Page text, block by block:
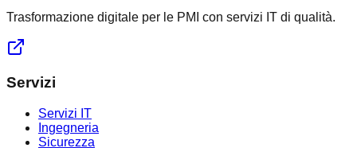
Trasformazione digitale per le PMI con servizi IT di qualità.
Servizi
Servizi IT
Ingegneria
Sicurezza